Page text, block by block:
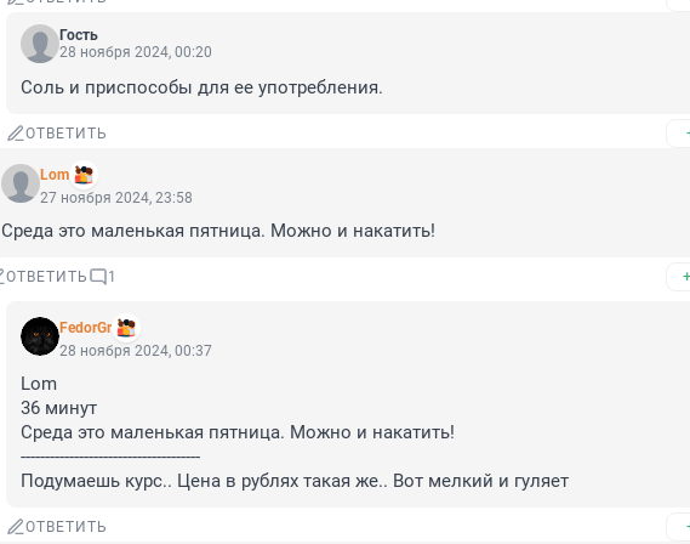
Гость
28 ноября 2024, 00:20
Соль и приспособы для ее употребления.
ОТВЕТИТЬ
Lom
27 ноября 2024, 23:58
Среда это маленькая пятница. Можно и накатить!
ОТВЕТИТЬ 1
FedorGr
28 ноября 2024, 00:37
Lom
36 минут
Среда это маленькая пятница. Можно и накатить!
-------------------------------------
Подумаешь курс.. Цена в рублях такая же.. Вот мелкий и гуляет
ОТВЕТИТЬ